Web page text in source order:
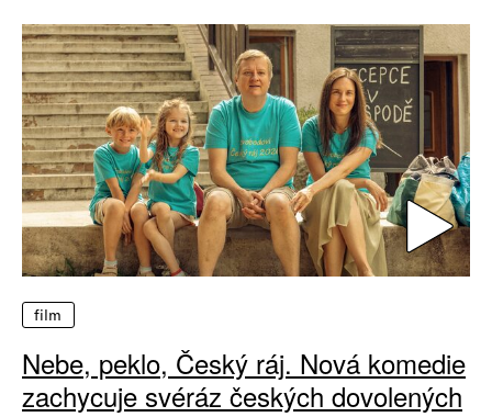
film
Nebe, peklo, Český ráj. Nová komedie
zachycuje svéráz českých dovolených